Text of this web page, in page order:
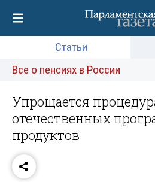
Статьи
Все о пенсиях в России
Упрощается
отечественных
продуктов